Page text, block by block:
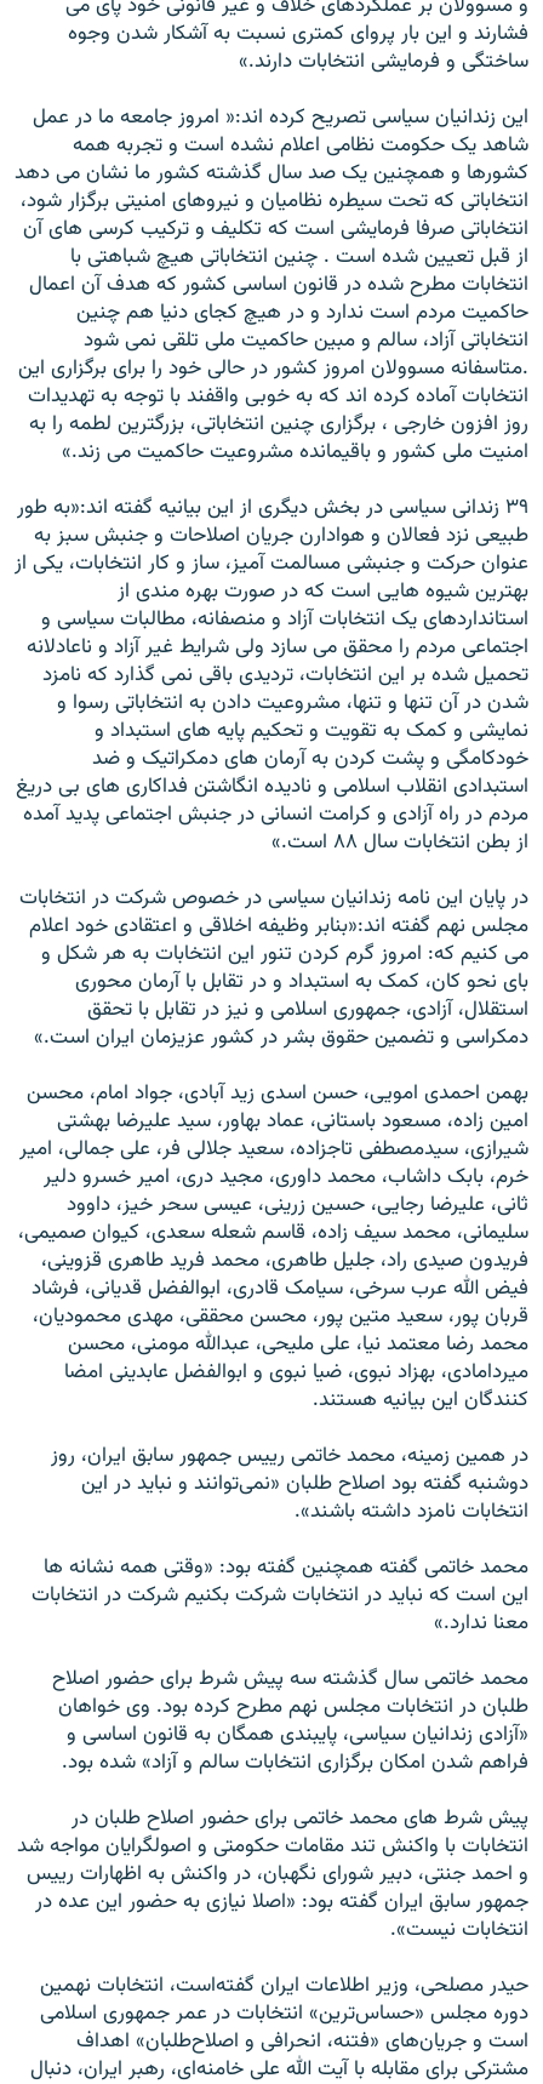
فشارند و اين بار پروای کمتری نسبت به آشکار شدن وجوه
ساختگی و فرمايشی انتخابات دارند.»
اين زندانيان سياسی تصريح کرده اند:« امروز جامعه ما در عمل
شاهد يک حکومت نظامی اعلام نشده است و تجربه همه
کشورها و همچنين يک صد سال گذشته کشور ما نشان می دهد
انتخاباتی که تحت سيطره نظاميان و نيروهای امنيتی برگزار شود،
انتخاباتی صرفا فرمايشی است که تکليف و ترکيب کرسی های آن
از قبل تعيين شده است . چنين انتخاباتی هيچ شباهتی با
انتخابات مطرح شده در قانون اساسی کشور که هدف آن اعمال
حاکميت مردم است ندارد و در هيچ کجای دنيا هم چنين
انتخاباتی آزاد، سالم و مبين حاکميت ملی تلقی نمی شود
.متاسفانه مسوولان امروز کشور در حالی خود را برای برگزاری اين
انتخابات آماده کرده اند که به خوبی واقفند با توجه به تهديدات
روز افزون خارجی ، برگزاری چنين انتخاباتی، بزرگترين لطمه را به
امنيت ملی کشور و باقيمانده مشروعيت حاکميت می زند.»
۳۹ زندانی سياسی در بخش ديگری از اين بيانيه گفته اند:«به طور
طبيعی نزد فعالان و هوادارن جريان اصلاحات و جنبش سبز به
عنوان حرکت و جنبشی مسالمت آميز، ساز و کار انتخابات، يکی از
بهترين شيوه هايی است که در صورت بهره مندی از
استانداردهای يک انتخابات آزاد و منصفانه، مطالبات سياسی و
اجتماعی مردم را محقق می سازد ولی شرايط غير آزاد و ناعادلانه
تحميل شده بر اين انتخابات، ترديدی باقی نمی گذارد که نامزد
شدن در آن تنها و تنها، مشروعيت دادن به انتخاباتی رسوا و
نمايشی و کمک به تقويت و تحکيم پايه های استبداد و
خودکامگی و پشت کردن به آرمان های دمکراتيک و ضد
استبدادی انقلاب اسلامی و ناديده انگاشتن فداکاری های بی دريغ
مردم در راه آزادی و کرامت انسانی در جنبش اجتماعی پديد آمده
از بطن انتخابات سال ۸۸ است.»
در پايان اين نامه زندانيان سياسی در خصوص شرکت در انتخابات
مجلس نهم گفته اند:«بنابر وظيفه اخلاقی و اعتقادی خود اعلام
می کنيم که: امروز گرم کردن تنور اين انتخابات به هر شکل و
بای نحو کان، کمک به استبداد و در تقابل با آرمان محوری
استقلال، آزادی، جمهوری اسلامی و نيز در تقابل با تحقق
دمکراسی و تضمين حقوق بشر در کشور عزيزمان ايران است.»
بهمن احمدی امويی، حسن اسدی زيد آبادی، جواد امام، محسن
امين زاده، مسعود باستانی، عماد بهاور، سيد عليرضا بهشتی
شيرازی، سيدمصطفی تاجزاده، سعيد جلالی فر، علی جمالی، امير
خرم، بابک داشاب، محمد داوری، مجيد دری، امير خسرو دلير
ثانی، عليرضا رجايی، حسين زرينی، عيسی سحر خيز، داوود
سليمانی، محمد سيف زاده، قاسم شعله سعدی، کيوان صميمی،
فريدون صيدی راد، جليل طاهری، محمد فريد طاهری قزوينی،
فيض الله عرب سرخی، سيامک قادری، ابوالفضل قديانی، فرشاد
قربان پور، سعيد متين پور، محسن محققی، مهدی محموديان،
محمد رضا معتمد نيا، علی مليحی، عبدالله مومنی، محسن
ميردامادی، بهزاد نبوی، ضيا نبوی و ابوالفضل عابدينی امضا
کنندگان اين بيانيه هستند.
در همين زمينه، محمد خاتمی رييس جمهور سابق ايران، روز
دوشنبه گفته بود اصلاح طلبان «نمی‌توانند و نبايد در اين
انتخابات نامزد داشته باشند».
محمد خاتمی گفته همچنين گفته بود: «وقتی همه نشانه ها
اين است که نبايد در انتخابات شرکت بکنيم شرکت در انتخابات
معنا ندارد.»
محمد خاتمی سال گذشته سه پيش شرط برای حضور اصلاح
طلبان در انتخابات مجلس نهم مطرح کرده بود. وی خواهان
«آزادی زندانيان سياسی، پايبندی همگان به قانون اساسی و
فراهم شدن امکان برگزاری انتخابات سالم و آزاد» شده بود.
پيش شرط های محمد خاتمی برای حضور اصلاح طلبان در
انتخابات با واکنش تند مقامات حکومتی و اصولگرايان مواجه شد
و احمد جنتی، دبير شورای نگهبان، در واکنش به اظهارات رييس
جمهور سابق ايران گفته بود: «اصلا نيازی به حضور اين عده در
انتخابات نيست».
حيدر مصلحی، وزير اطلاعات ايران گفته‌است، انتخابات نهمين
دوره مجلس «حساس‌ترين» انتخابات در عمر جمهوری اسلامی
است و جريان‌های «فتنه، انحرافی و اصلاح‌طلبان» اهداف
مشترکی برای مقابله با آيت الله علی خامنه‌ای، رهبر ايران، دنبال